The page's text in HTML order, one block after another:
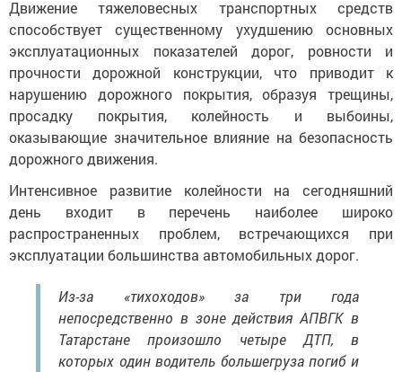
Движение тяжеловесных транспортных средств
способствует существенному ухудшению основных
эксплуатационных показателей дорог, ровности и
прочности дорожной конструкции, что приводит к
нарушению дорожного покрытия, образуя трещины,
просадку покрытия, колейность и выбоины,
оказывающие значительное влияние на безопасность
дорожного движения.
Интенсивное развитие колейности на сегодняшний
день входит в перечень наиболее широко
распространенных проблем, встречающихся при
эксплуатации большинства автомобильных дорог.
Из-за «тихоходов» за три года
непосредственно в зоне действия АПВГК в
Татарстане произошло четыре ДТП, в
которых один водитель большегруза погиб и